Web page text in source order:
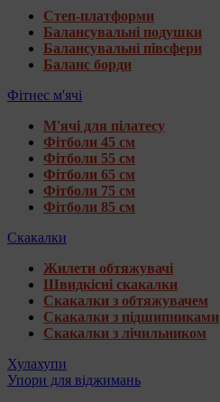
Степ-платформи
Балансувальні подушки
Балансувальні півсфери
Баланс борди
Фітнес м'ячі
М'ячі для пілатесу
Фітболи 45 см
Фітболи 55 см
Фітболи 65 см
Фітболи 75 см
Фітболи 85 см
Скакалки
Жилети обтяжувачі
Швидкісні скакалки
Скакалки з обтяжувачем
Скакалки з підшипниками
Скакалки з лічильником
Хулахупи
Упори для віджимань